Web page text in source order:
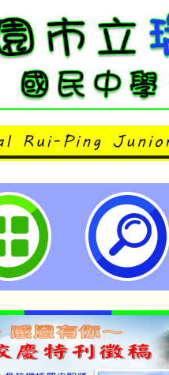
民中小學教師
桃園市112學
瑞坪國民中學